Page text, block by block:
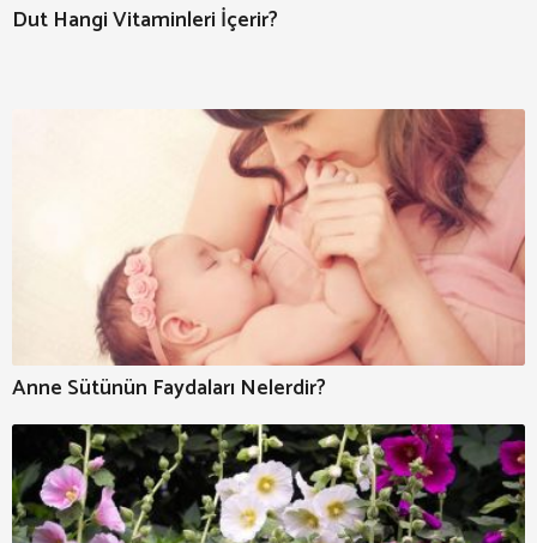
Dut Hangi Vitaminleri İçerir?
Anne Sütünün Faydaları Nelerdir?